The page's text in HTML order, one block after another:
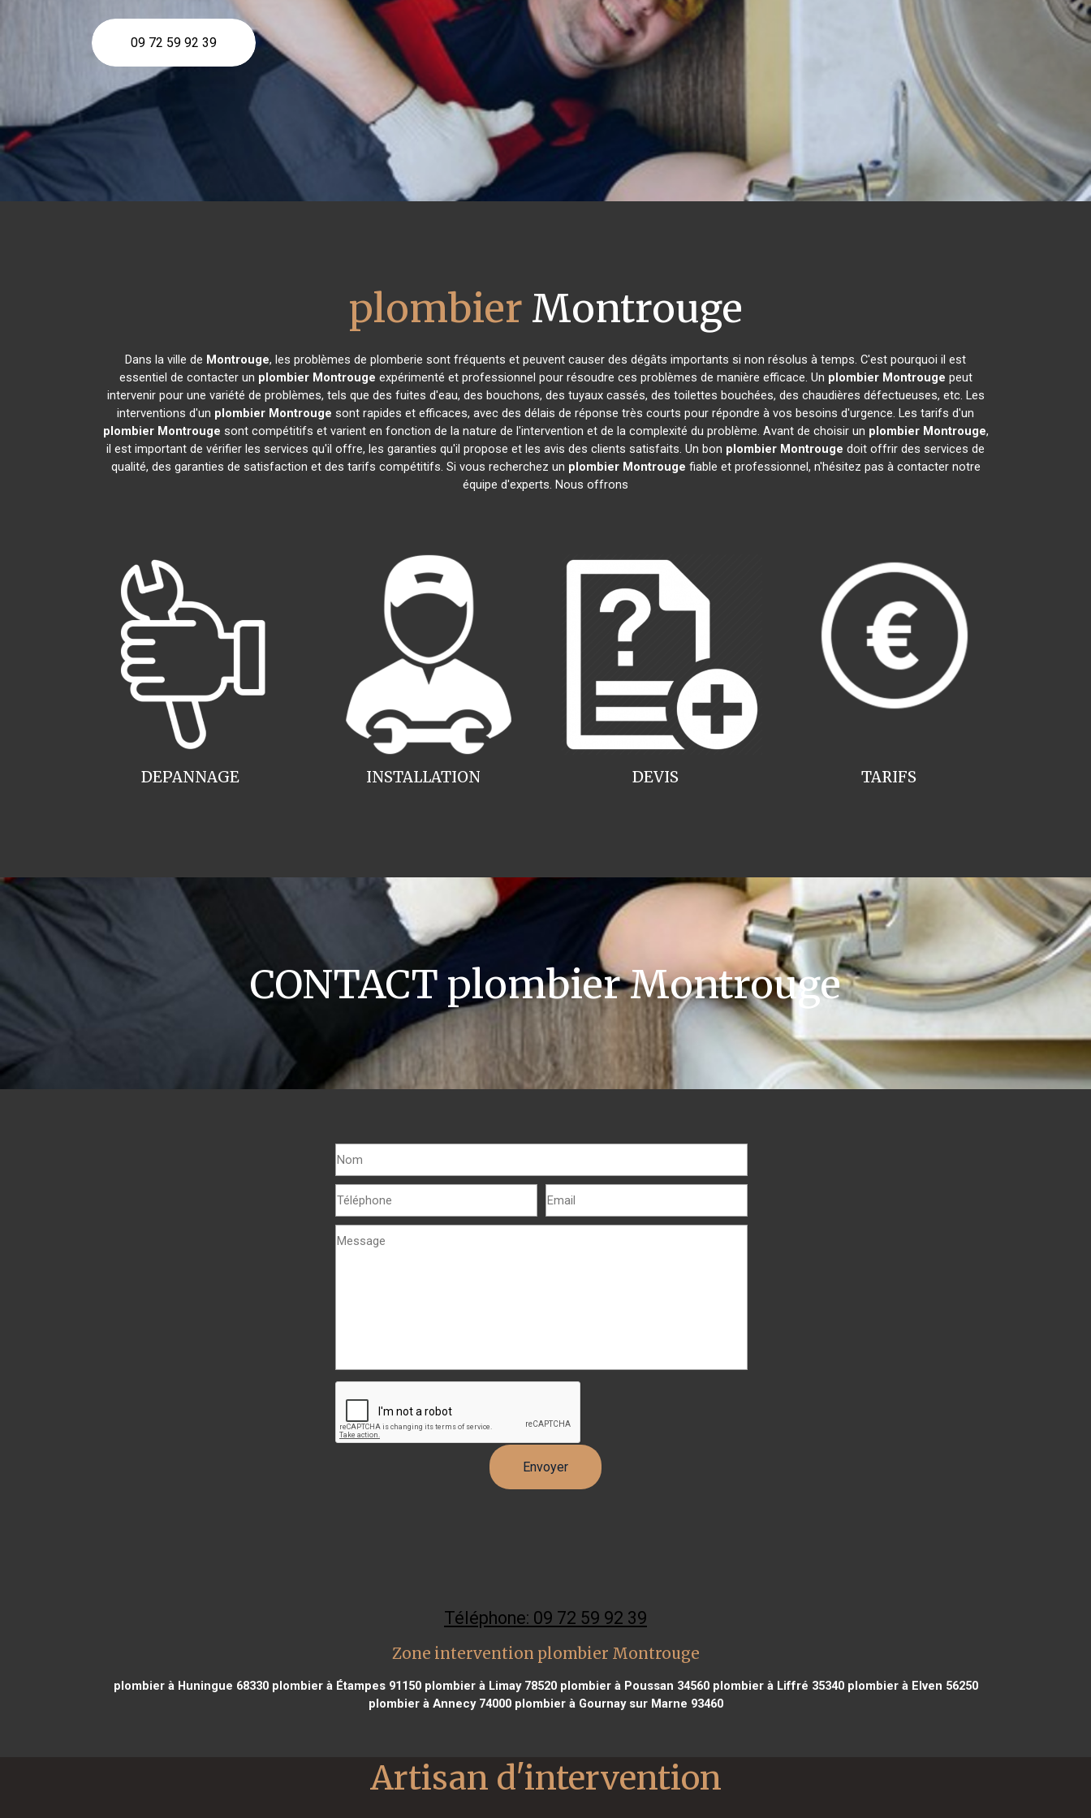
09 72 59 92 39
plombier Montrouge
Dans la ville de Montrouge, les problèmes de plomberie sont fréquents et peuvent causer des dégâts importants si non résolus à temps. C'est pourquoi il est
essentiel de contacter un plombier Montrouge expérimenté et professionnel pour résoudre ces problèmes de manière efficace. Un plombier Montrouge peut
intervenir pour une variété de problèmes, tels que des fuites d'eau, des bouchons, des tuyaux cassés, des toilettes bouchées, des chaudières défectueuses, etc. Les
interventions d'un plombier Montrouge sont rapides et efficaces, avec des délais de réponse très courts pour répondre à vos besoins d'urgence. Les tarifs d'un
plombier Montrouge sont compétitifs et varient en fonction de la nature de l'intervention et de la complexité du problème. Avant de choisir un plombier Montrouge,
il est important de vérifier les services qu'il offre, les garanties qu'il propose et les avis des clients satisfaits. Un bon plombier Montrouge doit offrir des services de
qualité, des garanties de satisfaction et des tarifs compétitifs. Si vous recherchez un plombier Montrouge fiable et professionnel, n'hésitez pas à contacter notre
équipe d'experts. Nous offrons
INSTALLATION
DEPANNAGE TARIFS
DEVIS
CONTACT plombier Montrouge
Téléphone: 09 72 59 92 39
Zone intervention plombier Montrouge
plombier à Huningue 68330plombier à Étampes 91150plombier à Limay 78520plombier à Poussan 34560plombier à Liffré 35340plombier à Elven 56250
plombier à Annecy 74000plombier à Gournay sur Marne 93460
Artisan d'intervention